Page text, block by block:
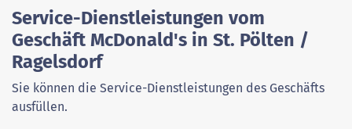
Service-Dienstleistungen vom
Geschäft McDonald's in St. Pölten /
Ragelsdorf
Sie können die Service-Dienstleistungen des Geschäfts
ausfüllen.